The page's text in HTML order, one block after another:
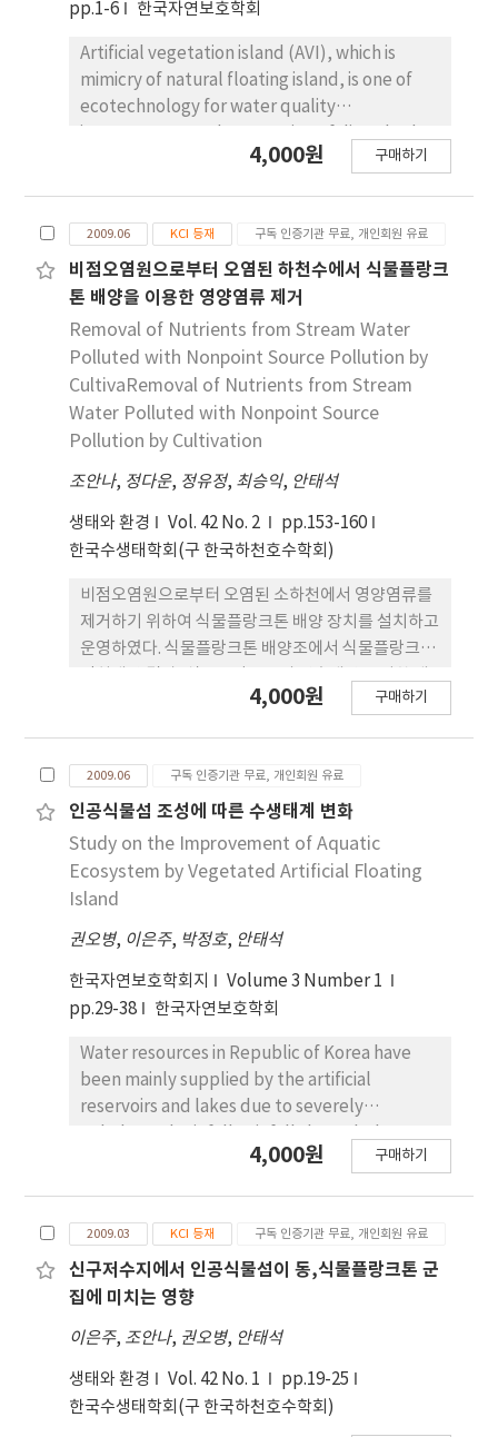
pp.1-6
한국자연보호학회
Artificial vegetation island (AVI), which is
mimicry of natural floating island, is one of
ecotechnology for water quality
aquatic ecosystem, and AVIs were launched
eutrophic lake, AVI could be acting as
nutrients remover, but efficiencies was not
clearly observed, but under the AVI, fish and
zooplankton were more abundant than bulk
lake water. In oligotrophic Lake Paro, where
littoral zone was perfectly destroyed, AVI
was installed as substitute for littoral zone.
By microbial activities, Iris and other
macrophytes on AVI were growing well and
fishes were coming. We conclude that AVIs
disturbed ecosystem of oligotrophic and
eutrophic lakes.
4,000원 구매하기
2009.06 KCI 등재 구독 인증기관 무료, 개인회원 유료
비점오염원으로부터 오염된 하천수에서 식물플랑크
톤 배양을 이용한 영양염류 제거
Removal of Nutrients from Stream Water
Polluted with Nonpoint Source Pollution by
CultivaRemoval of Nutrients from Stream
Water Polluted with Nonpoint Source
Pollution by Cultivation
조안나, 정다운, 정유정, 최승익, 안태석
생태와 환경 Vol. 42 No. 2
pp.153-160
한국수생태학회(구 한국하천호수학회)
비점오염원으로부터 오염된 소하천에서 영양염류를
제거하기 위하여 식물플랑크톤 배양 장치를 설치하고
운영하였다. 식물플랑크톤 배양조에서 식물플랑크톤
양조의 체류시간을 3일로 결정하였으며 TP는 70%,
53.1%가 식물플랑크톤에 의한 흡수와 슬러지로 제거
되었다. 식물플랑크톤이 성장하면서 배양조의 pH와
용존산소농도는 각각 평균 10.8, 16mg L-1이었다.
결국 비점오염원에 오염된 하천수의 영양 염류는 식
물플랑크톤의 사체와 화학반응으로 생성된 침전물로
식물플랑크톤 배양법의 높은 현장적용 가능성을 확인
하였다.
4,000원 구매하기
2009.06 구독 인증기관 무료, 개인회원 유료
인공식물섬 조성에 따른 수생태계 변화
Study on the Improvement of Aquatic
Ecosystem by Vegetated Artificial Floating
Island
권오병, 이은주, 박정호, 안태석
한국자연보호학회지
Volume 3 Number 1
pp.29-38
한국자연보호학회
Water resources in Republic of Korea have
been mainly supplied by the artificial
reservoirs and lakes due to severely
The lakes and reservoirs in which littoral
and low water level. In this study, We
examined the effects of artificial floating
island (AFI) in the Lake Baekgoki at Jin-
Phytoplankton is flora as 29 genera and 39
species, and the dominant species were
Synedra acus, Lyngbya sp. and Cryptomonas
4,000원 구매하기
2009.03 KCI 등재 구독 인증기관 무료, 개인회원 유료
신구저수지에서 인공식물섬이 동,식물플랑크톤 군
집에 미치는 영향
이은주, 조안나, 권오병, 안태석
생태와 환경 Vol. 42 No. 1
pp.19-25
한국수생태학회(구 한국하천호수학회)